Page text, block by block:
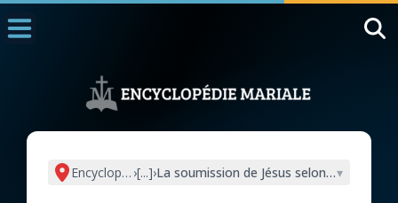
Encyclopédie mariale
›[...]›La soumission de Jésus selon les Pères
▾